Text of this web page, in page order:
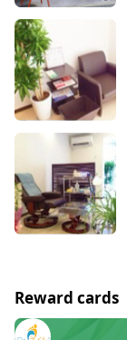
Reward cards